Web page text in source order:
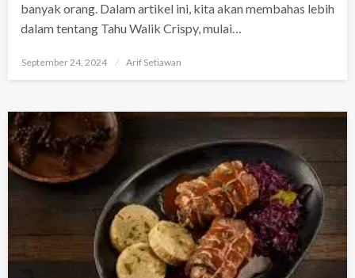
banyak orang. Dalam artikel ini, kita akan membahas lebih
dalam tentang Tahu Walik Crispy, mulai…
Posted
September 24, 2024 Arif Setiawan